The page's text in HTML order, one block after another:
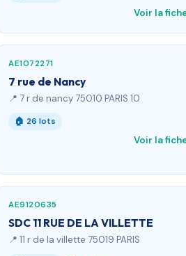
Voir la
AE1072271
7 rue de Nancy
📍 7 r de nancy 75010 PARIS 10
🏠 26 lots
Voir la
AE9120635
SDC 11 RUE DE LA VILLETTE
📍 11 r de la villette 75019 PARIS